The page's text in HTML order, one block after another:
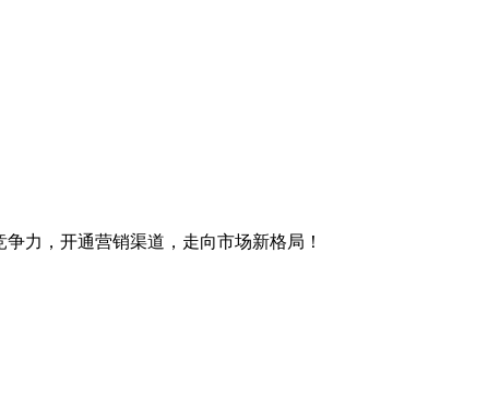
力，开通营销渠道，走向市场新格局！